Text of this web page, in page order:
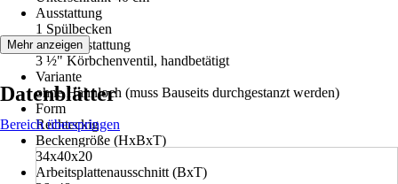
Ausstattung
1 Spülbecken
Ventilausstattung
3 ½" Körbchenventil, handbetätigt
Variante
ohne Hahnloch (muss Bauseits durchgestanzt werden)
Form
Rechteckig
Beckengröße (HxBxT)
34x40x20
Arbeitsplattenausschnitt (BxT)
Mehr anzeigen
Datenblätter
Bereich überspringen